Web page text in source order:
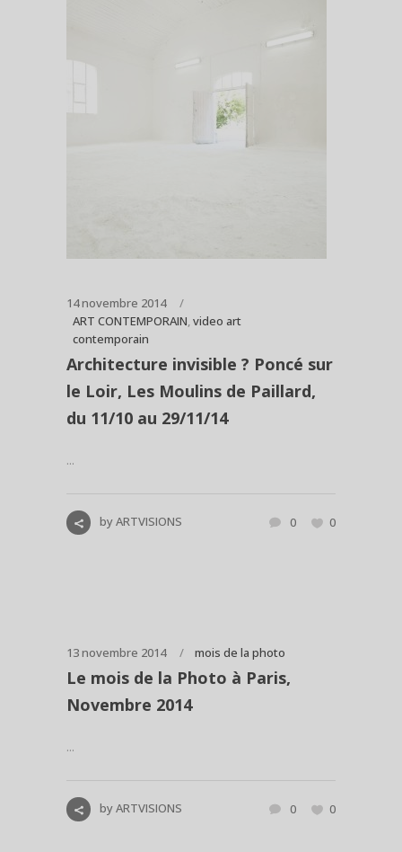
14 novembre 2014
ART CONTEMPORAIN,video art
contemporain
Architecture invisible ? Poncé sur
le Loir, Les Moulins de Paillard,
du 11/10 au 29/11/14
...
byARTVISIONS 0 0
13 novembre 2014 mois de la photo
Le mois de la Photo à Paris,
Novembre 2014
...
byARTVISIONS 0 0